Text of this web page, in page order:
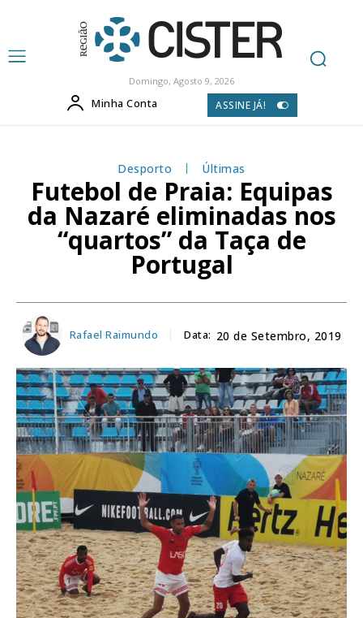
Domingo, Agosto 9, 2026
Minha Conta ASSINE JÁ!
Desporto Últimas
Futebol de Praia: Equipas
da Nazaré eliminadas nos
“quartos” da Taça de
Portugal
Rafael Raimundo Data: 20 de Setembro, 2019